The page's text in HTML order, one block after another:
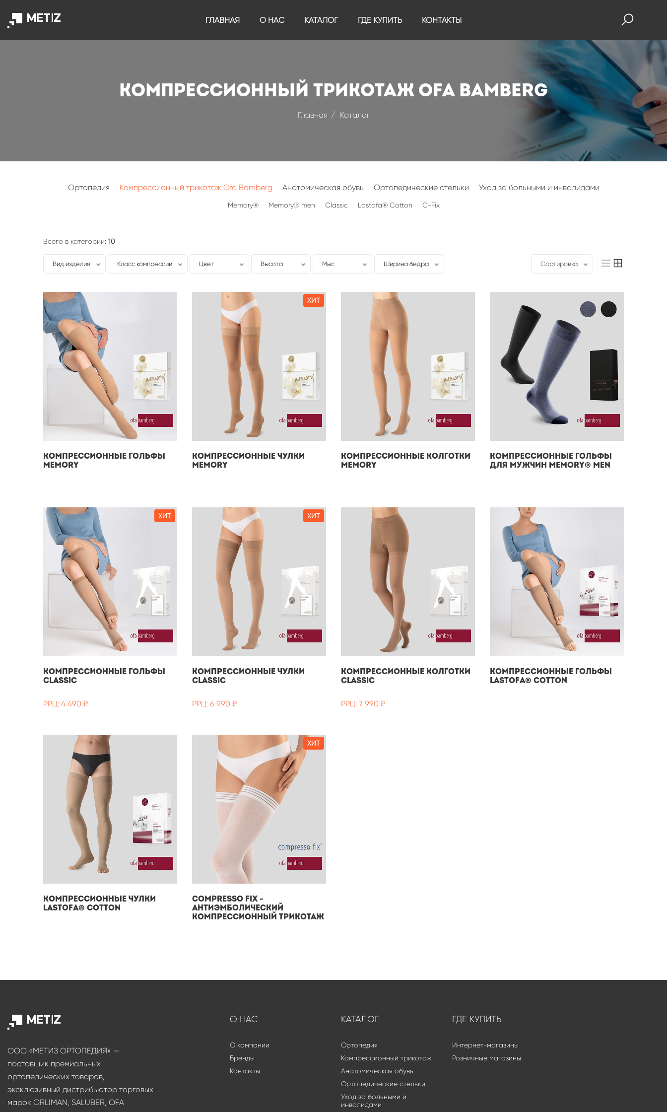
ГЛАВНАЯ О НАС КАТАЛОГ ГДЕ КУПИТЬ КОНТАКТЫ
Компрессионный трикотаж Ofa Bamberg
Главная Каталог
Ортопедия Компрессионный трикотаж Ofa Bamberg Анатомическая обувь Ортопедические стельки Уход за больными и инвалидами
Memory® Memory® men Classic Lastofa® Cotton C-Fix
Всего в категории: 10
Вид изделия Класс компрессии Цвет Высота Мыс Ширина бедра Сортировка
Компрессионные гольфы
Memory
ХИТ
Компрессионные чулки
Memory
Компрессионные колготки
Memory
Компрессионные гольфы
для мужчин Memory® men
ХИТ
Компрессионные гольфы
Classic
РРЦ: 4 490 ₽
ХИТ
Компрессионные чулки
Classic
РРЦ: 6 990 ₽
Компрессионные колготки
Classic
РРЦ: 7 990 ₽
Компрессионные гольфы
Lastofa® Cotton
Компрессионные чулки
Lastofa® Cotton
ХИТ
Compresso Fix -
антиэмболический
компрессионный трикотаж
ООО «МЕТИЗ ОРТОПЕДИЯ» —
поставщик премиальных
ортопедических товаров,
эксклюзивный дистрибьютор торговых
марок ORLIMAN, SALUBER, OFA
О НАС
О компании
Бренды
Контакты
КАТАЛОГ
Ортопедия
Компрессионный трикотаж
Анатомическая обувь
Ортопедические стельки
Уход за больными и
инвалидами
ГДЕ КУПИТЬ
Интернет-магазины
Розничные магазины